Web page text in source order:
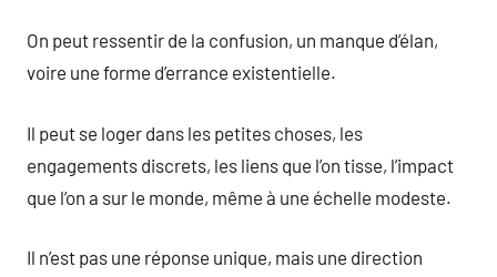
On peut ressentir de la confusion, un manque d’élan,
voire une forme d’errance existentielle.
Il peut se loger dans les petites choses, les
engagements discrets, les liens que l’on tisse, l’impact
que l’on a sur le monde, même à une échelle modeste.
Il n’est pas une réponse unique, mais une direction